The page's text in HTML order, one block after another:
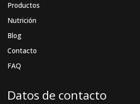
Productos
Nutrición
Blog
Contacto
FAQ
Datos de contacto